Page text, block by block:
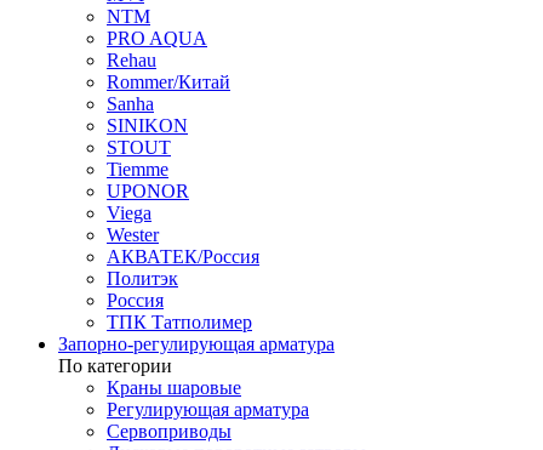
NTM
PRO AQUA
Rehau
Rommer/Китай
Sanha
SINIKON
STOUT
Tiemme
UPONOR
Viega
Wester
АКВАТЕК/Россия
Политэк
Россия
ТПК Татполимер
Запорно-регулирующая арматура
По категории
Краны шаровые
Регулирующая арматура
Сервоприводы